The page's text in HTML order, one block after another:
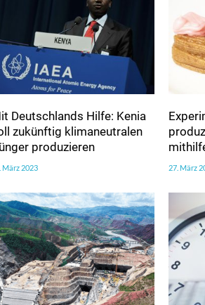
Deutschlands Hilfe: Kenia
zukünftig klimaneutralen
produzieren
März 2023 27. März